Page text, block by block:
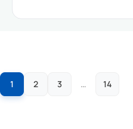
1 2 3 … 14